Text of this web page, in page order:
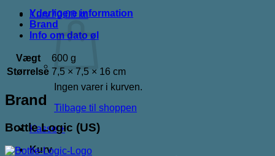
Kurv /0,00 kr.
Ingen varer i kurven.
Tilbage til shoppen
Kasse +
Kurv
Yderligere information
Brand
Info om dato øl
Vægt
600 g
Størrelse 7,5 × 7,5 × 16 cm
Brand
Bottle Logic (US)